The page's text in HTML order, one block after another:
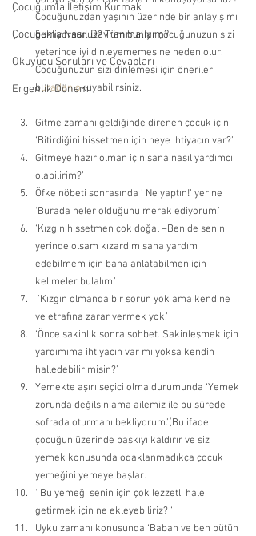
Çocuğumla İletişim Kurmak
Çocuğuma Nasıl Davranmalıyım?
Okuyucu Soruları ve Cevapları
Ergenlik Dönemi
Çocuğunuzdan yaşının üzerinde bir anlayış mı
bekliyorsunuz? Tüm bunlar çocuğunuzun sizi
yeterince iyi dinleyememesine neden olur.
Çocuğunuzun sizi dinlemesi için önerileri
buradan okuyabilirsiniz.
Gitme zamanı geldiğinde direnen çocuk için
‘Bitirdiğini hissetmen için neye ihtiyacın var?’
Gitmeye hazır olman için sana nasıl yardımcı
olabilirim?’
Öfke nöbeti sonrasında ’ Ne yaptın!’ yerine
‘Burada neler olduğunu merak ediyorum.’
‘Kızgın hissetmen çok doğal –Ben de senin
yerinde olsam kızardım sana yardım
edebilmem için bana anlatabilmen için
kelimeler bulalım.’
’Kızgın olmanda bir sorun yok ama kendine
ve etrafına zarar vermek yok.’
‘Önce sakinlik sonra sohbet. Sakinleşmek için
yardımıma ihtiyacın var mı yoksa kendin
halledebilir misin?’
Yemekte aşırı seçici olma durumunda ‘Yemek
zorunda değilsin ama ailemiz ile bu sürede
sofrada oturmanı bekliyorum.’(Bu ifade
çocuğun üzerinde baskıyı kaldırır ve siz
yemek konusunda odaklanmadıkça çocuk
yemeğini yemeye başlar.
‘ Bu yemeği senin için çok lezzetli hale
getirmek için ne ekleyebiliriz? ‘
Uyku zamanı konusunda ‘Baban ve ben bütün